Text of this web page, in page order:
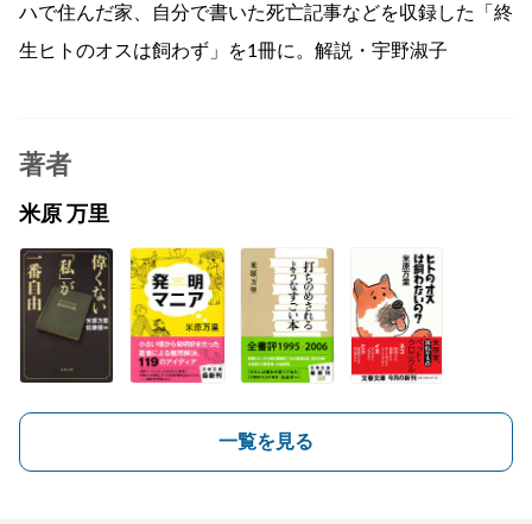
ハで住んだ家、自分で書いた死亡記事などを収録した「終
生ヒトのオスは飼わず」を1冊に。解説・宇野淑子
著者
米原 万里
一覧を見る